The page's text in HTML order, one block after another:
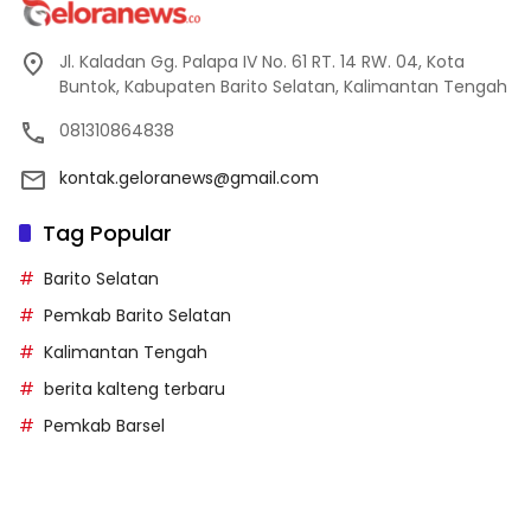
Jl. Kaladan Gg. Palapa IV No. 61 RT. 14 RW. 04, Kota
Buntok, Kabupaten Barito Selatan, Kalimantan Tengah
081310864838
kontak.geloranews@gmail.com
Tag Popular
Barito Selatan
Pemkab Barito Selatan
Kalimantan Tengah
berita kalteng terbaru
Pemkab Barsel